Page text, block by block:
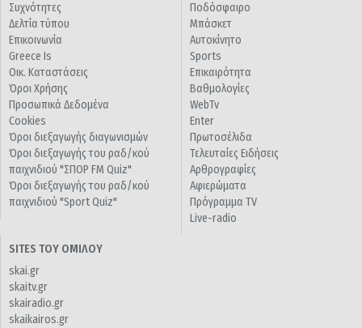
Συχνότητες
Δελτία τύπου
Επικοινωνία
Greece Is
Οικ. Καταστάσεις
Όροι Χρήσης
Προσωπικά Δεδομένα
Cookies
Όροι διεξαγωγής διαγωνισμών
Όροι διεξαγωγής του ραδ/κού
παιχνιδιού "ΣΠΟΡ FM Quiz"
Όροι διεξαγωγής του ραδ/κού
παιχνιδιού "Sport Quiz"
Ποδόσφαιρο
Μπάσκετ
Αυτοκίνητο
Sports
Επικαιρότητα
Βαθμολογίες
WebTv
Enter
Πρωτοσέλιδα
Τελευταίες Ειδήσεις
Αρθρογραφίες
Αφιερώματα
Πρόγραμμα TV
Live-radio
SITES ΤΟΥ ΟΜΙΛΟΥ
skai.gr
skaitv.gr
skairadio.gr
skaikairos.gr